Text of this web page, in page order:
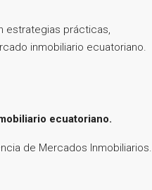
estrategias prácticas,
inmobiliario ecuatoriano.
ecuatoriano.
de Mercados Inmobiliarios.